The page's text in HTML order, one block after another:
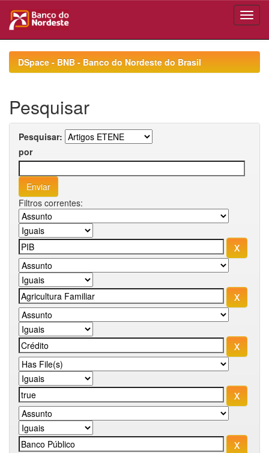
navigationDSpace - BNB - Banco do Nordeste do Brasil
Pesquisar
Pesquisar:
por
Filtros correntes: